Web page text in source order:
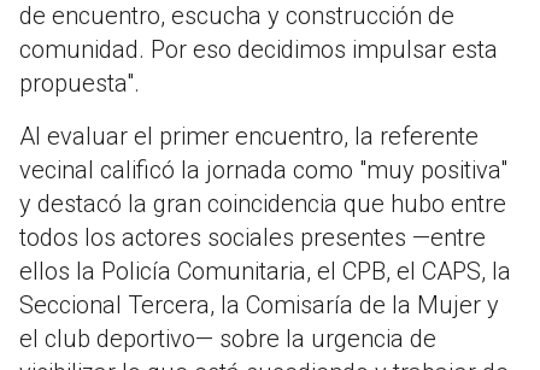
de encuentro, escucha y construcción de
comunidad. Por eso decidimos impulsar esta
propuesta".
Al evaluar el primer encuentro, la referente
vecinal calificó la jornada como "muy positiva"
y destacó la gran coincidencia que hubo entre
todos los actores sociales presentes —entre
ellos la Policía Comunitaria, el CPB, el CAPS, la
Seccional Tercera, la Comisaría de la Mujer y
el club deportivo— sobre la urgencia de